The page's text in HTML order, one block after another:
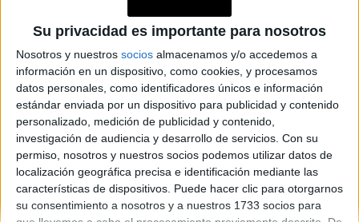
Su privacidad es importante para nosotros
Nosotros y nuestros socios almacenamos y/o accedemos a
información en un dispositivo, como cookies, y procesamos
datos personales, como identificadores únicos e información
estándar enviada por un dispositivo para publicidad y contenido
personalizado, medición de publicidad y contenido,
investigación de audiencia y desarrollo de servicios. Con su
permiso, nosotros y nuestros socios podemos utilizar datos de
localización geográfica precisa e identificación mediante las
características de dispositivos. Puede hacer clic para otorgarnos
su consentimiento a nosotros y a nuestros 1733 socios para
Weekend Parabrisas
Look
Luz Mía Lunateen Break BATimes
© Perfil.com 2006-2019 - Todos los derechos reservados
Registro de Propiedad Intelectual: Nro. 5346433